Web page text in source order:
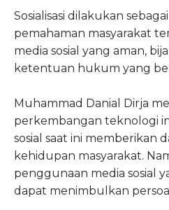
Sosialisasi dilakukan
pemahaman masyarakat
media sosial yang aman,
ketentuan hukum yang
Muhammad Danial Dirja
perkembangan teknologi
sosial saat ini memberikan
kehidupan masyarakat.
penggunaan media sosial
dapat menimbulkan